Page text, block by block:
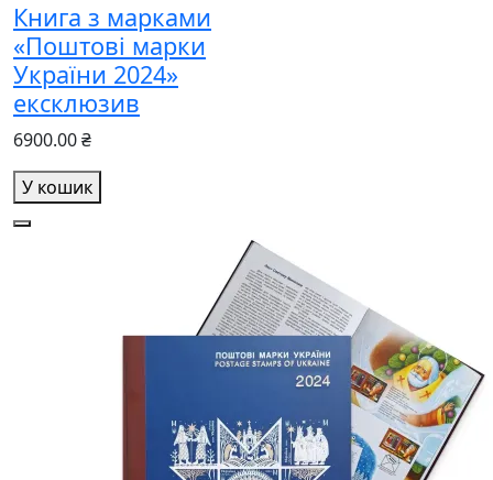
Книга з марками
«Поштові марки
України 2024»
ексклюзив
6900.00 ₴
У кошик